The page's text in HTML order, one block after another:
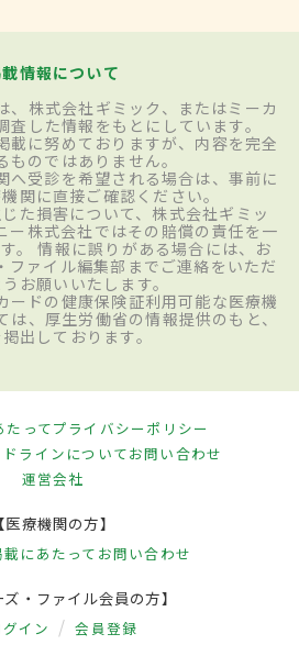
情報について
、株式会社ギミック、またはミーカ
査した情報をもとにしています。
載に努めておりますが、内容を完全
ものではありません。
へ受診を希望される場合は、事前に
関に直接ご確認ください。
た損害について、株式会社ギミッ
ー株式会社ではその賠償の責任を一
。 情報に誤りがある場合には、お
ファイル編集部までご連絡をいただ
お願いいたします。
ードの健康保険証利用可能な医療機
、厚生労働省の情報提供のもと、
出しております。
たってプライバシーポリシー
ラインについてお問い合わせ
運営会社
【医療機関の方】
にあたって お問い合わせ
ズ・ファイル会員の方】
グイン 会員登録